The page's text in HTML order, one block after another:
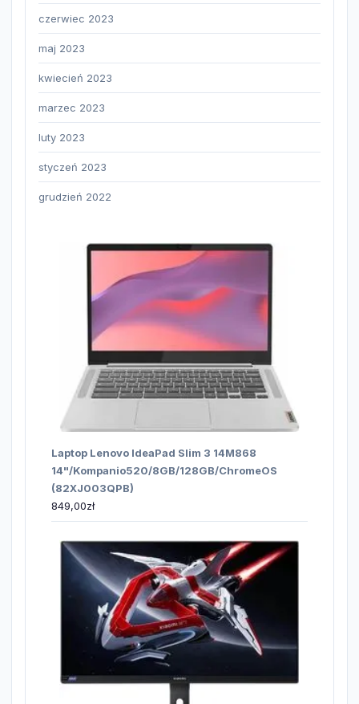
czerwiec 2023
maj 2023
kwiecień 2023
marzec 2023
luty 2023
styczeń 2023
grudzień 2022
Laptop Lenovo IdeaPad Slim 3 14M868
14"/Kompanio520/8GB/128GB/ChromeOS
(82XJ003QPB)
849,00zł